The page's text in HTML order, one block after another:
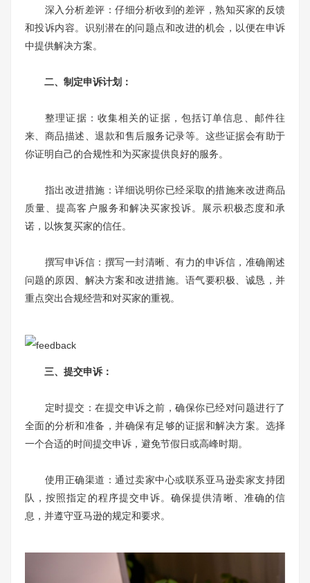
深入分析差评：仔细分析收到的差评，熟知买家的反馈
和投诉内容。识别潜在的问题点和改进的机会，以便在申诉
中提供解决方案。
二、制定申诉计划：
整理证据：收集相关的证据，包括订单信息、邮件往
来、商品描述、退款和售后服务记录等。这些证据会有助于
你证明自己的合规性和为买家提供良好的服务。
指出改进措施：详细说明你已经采取的措施来改进商品
质量、提高客户服务和解决买家投诉。展示积极态度和承
诺，以恢复买家的信任。
撰写申诉信：撰写一封清晰、有力的申诉信，准确阐述
问题的原因、解决方案和改进措施。语气要积极、诚恳，并
重点突出合规经营和对买家的重视。
三、提交申诉：
定时提交：在提交申诉之前，确保你已经对问题进行了
全面的分析和准备，并确保有足够的证据和解决方案。选择
一个合适的时间提交申诉，避免节假日或高峰时期。
使用正确渠道：通过卖家中心或联系亚马逊卖家支持团
队，按照指定的程序提交申诉。确保提供清晰、准确的信
息，并遵守亚马逊的规定和要求。